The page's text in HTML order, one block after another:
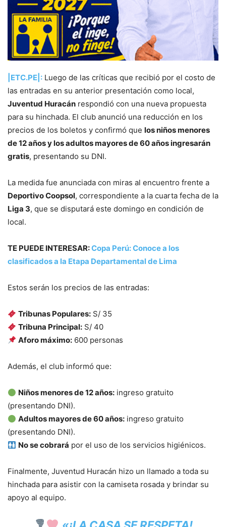
|ETC.PE|: Luego de las críticas que recibió por el costo de
las entradas en su anterior presentación como local,
Juventud Huracán respondió con una nueva propuesta
para su hinchada. El club anunció una reducción en los
precios de los boletos y confirmó que los niños menores
de 12 años y los adultos mayores de 60 años ingresarán
gratis, presentando su DNI.
La medida fue anunciada con miras al encuentro frente a
Deportivo Coopsol, correspondiente a la cuarta fecha de la
Liga 3, que se disputará este domingo en condición de
local.
TE PUEDE INTERESAR:Copa Perú: Conoce a los
clasificados a la Etapa Departamental de Lima
Estos serán los precios de las entradas:
Tribunas Populares: S/ 35
Tribuna Principal: S/ 40
Aforo máximo: 600 personas
Además, el club informó que:
Niños menores de 12 años: ingreso gratuito
(presentando DNI).
Adultos mayores de 60 años: ingreso gratuito
(presentando DNI).
No se cobrará por el uso de los servicios higiénicos.
Finalmente, Juventud Huracán hizo un llamado a toda su
hinchada para asistir con la camiseta rosada y brindar su
apoyo al equipo.